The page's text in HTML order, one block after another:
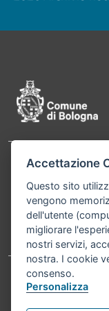
Contatti
Bologna P.Iva
02008 02435
Telefono:
Accessibilità Carta
Accettazione
Questo sito
vengono
dell'utente
migliorare
nostri servizi,
nostra. I cookie
consenso.
Personalizza